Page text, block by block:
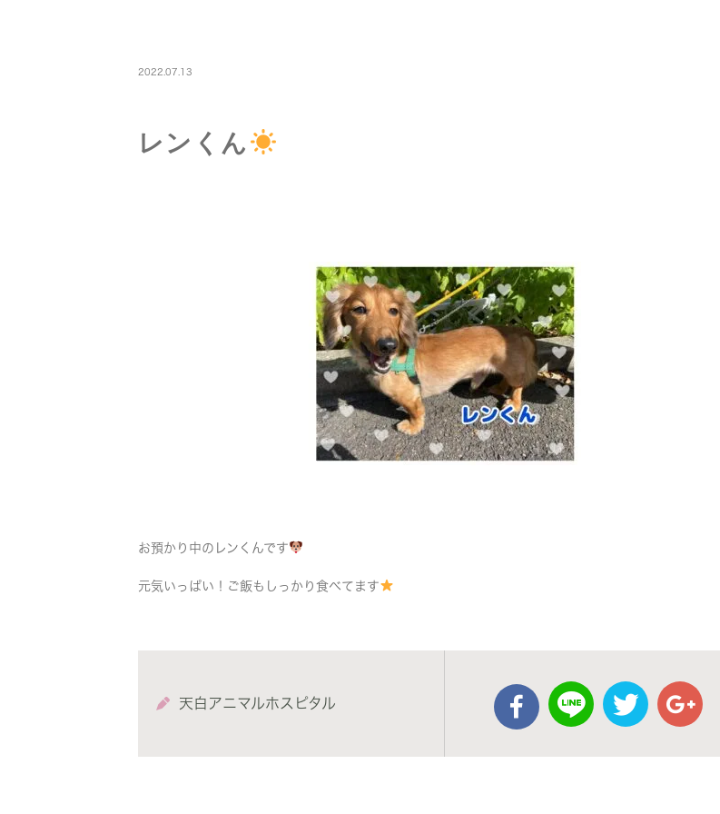
2022.07.13
レンくん
お預かり中のレンくんです
元気いっぱい！ご飯もしっかり食べてます
天白アニマルホスピタル